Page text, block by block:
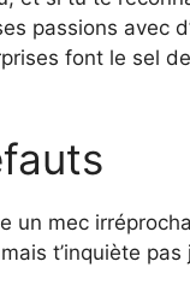
passions avec
font le sel
un mec
t’inquiète